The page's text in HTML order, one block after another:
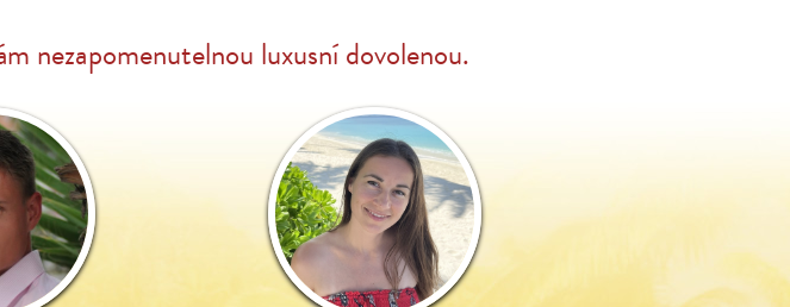
nezapomenutelnou luxusní dovolenou.